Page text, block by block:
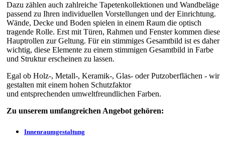
Dazu zählen auch zahlreiche Tapetenkollektionen und Wandbeläge
passend zu Ihren individuellen Vorstellungen und der Einrichtung.
Wände, Decke und Boden spielen in einem Raum die optisch
tragende Rolle. Erst mit Türen, Rahmen und Fenster kommen diese
Hauptrollen zur Geltung. Für ein stimmiges Gesamtbild ist es daher
wichtig, diese Elemente zu einem stimmigen Gesamtbild in Farbe
und Struktur erscheinen zu lassen.
Egal ob Holz-, Metall-, Keramik-, Glas- oder Putzoberflächen - wir
gestalten mit einem hohen Schutzfaktor
und entsprechenden umweltfreundlichen Farben.
Zu unserem umfangreichen Angebot gehören:
Innenraumgestaltung